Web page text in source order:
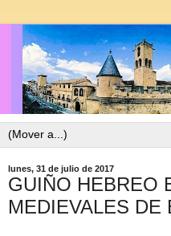
lunes, 31 de julio de 2017
GUIÑO HEBREO
MEDIEVALES DE